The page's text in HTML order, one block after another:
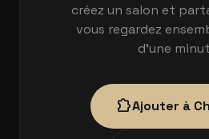
créez un salon et
vous regardez
d'une
extensionAjouter à